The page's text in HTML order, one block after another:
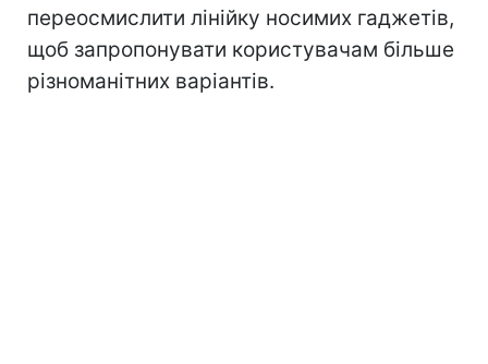
переосмислити лінійку носимих гаджетів,
щоб запропонувати користувачам більше
різноманітних варіантів.